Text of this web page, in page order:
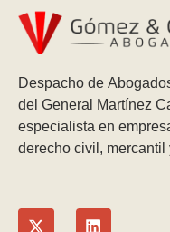
Despacho de
del General Martínez
especialista en
derecho civil, mercantil